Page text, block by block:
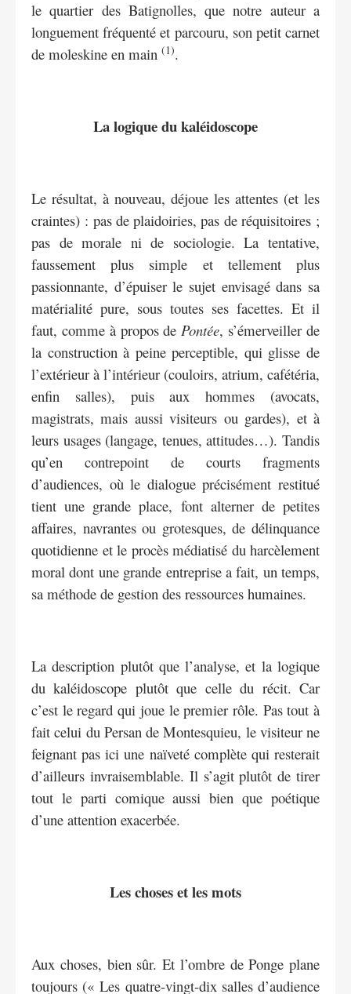
le quartier des Batignolles, que notre auteur a
longuement fréquenté et parcouru, son petit carnet
de moleskine en main (1).
La logique du kaléidoscope
Le résultat, à nouveau, déjoue les attentes (et les
craintes) : pas de plaidoiries, pas de réquisitoires ;
pas de morale ni de sociologie. La tentative,
faussement plus simple et tellement plus
passionnante, d’épuiser le sujet envisagé dans sa
matérialité pure, sous toutes ses facettes. Et il
faut, comme à propos de Pontée, s’émerveiller de
la construction à peine perceptible, qui glisse de
l’extérieur à l’intérieur (couloirs, atrium, cafétéria,
enfin salles), puis aux hommes (avocats,
magistrats, mais aussi visiteurs ou gardes), et à
leurs usages (langage, tenues, attitudes…). Tandis
qu’en contrepoint de courts fragments
d’audiences, où le dialogue précisément restitué
tient une grande place, font alterner de petites
affaires, navrantes ou grotesques, de délinquance
quotidienne et le procès médiatisé du harcèlement
moral dont une grande entreprise a fait, un temps,
sa méthode de gestion des ressources humaines.
La description plutôt que l’analyse, et la logique
du kaléidoscope plutôt que celle du récit. Car
c’est le regard qui joue le premier rôle. Pas tout à
fait celui du Persan de Montesquieu, le visiteur ne
feignant pas ici une naïveté complète qui resterait
d’ailleurs invraisemblable. Il s’agit plutôt de tirer
tout le parti comique aussi bien que poétique
d’une attention exacerbée.
Les choses et les mots
Aux choses, bien sûr. Et l’ombre de Ponge plane
toujours (« Les quatre-vingt-dix salles d’audience